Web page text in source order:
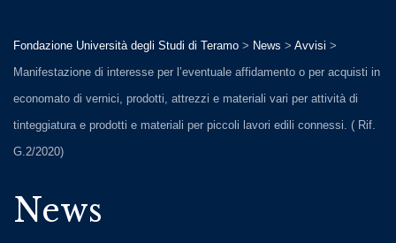
Fondazione Università degli Studi di Teramo > News > Avvisi >
Manifestazione di interesse per l’eventuale affidamento o per acquisti in
economato di vernici, prodotti, attrezzi e materiali vari per attività di
tinteggiatura e prodotti e materiali per piccoli lavori edili connessi. ( Rif.
G.2/2020)
News